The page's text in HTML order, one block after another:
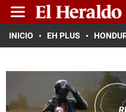
INICIO EH PLUS